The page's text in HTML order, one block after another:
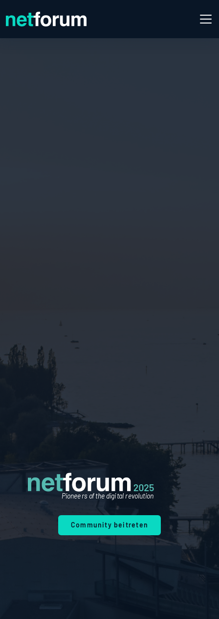
Pioneers of the digital revolution
Community beitreten